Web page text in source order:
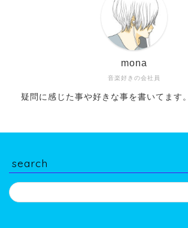
音楽好きの会社員
mona
疑問に感じた事や好きな事を書いてます。
search